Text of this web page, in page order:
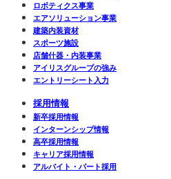
ロボティクス事業
エアソリューション事業
建築内装資材
スポーツ施設
店舗什器・内装事業
アイリスグループの強み
エントリーシート入力
採用情報
新卒採用情報
インターンシップ情報
高卒採用情報
キャリア採用情報
アルバイト・パート採用